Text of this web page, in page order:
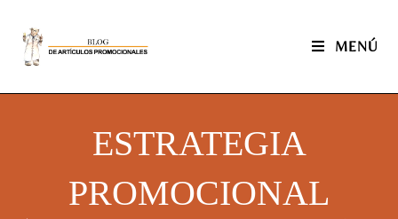
MENÚ
ESTRATEGIA
PROMOCIONAL